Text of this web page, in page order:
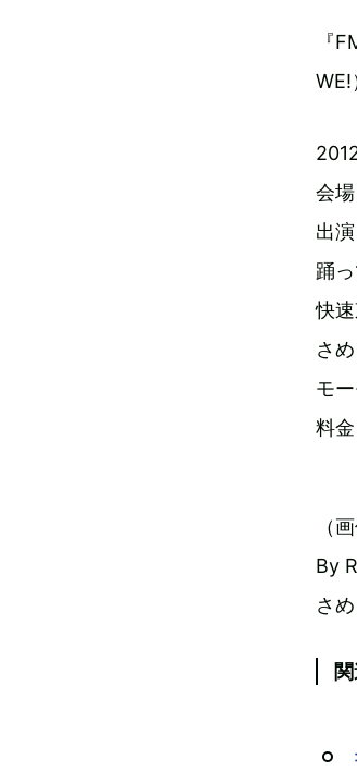
『
WE!
会
出演
踊
快
さ
モ
料
（
By
さめ